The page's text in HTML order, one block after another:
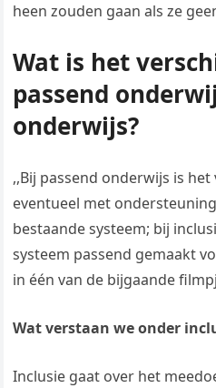
heen zouden gaan als ze
Wat is het
passend
onderwijs?
,,Bij passend onderwijs is
eventueel met
bestaande systeem; bij
systeem passend gemaakt
in één van de bijgaande
Wat verstaan we onder
Inclusie gaat over het